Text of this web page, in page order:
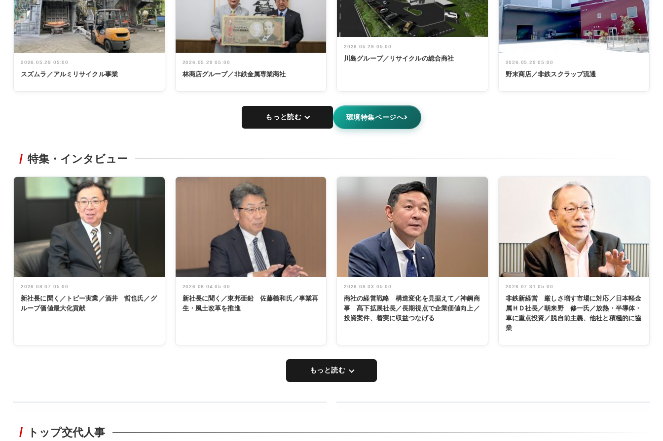
2026.05.29 05:00
スズムラ／アルミリサイクル事業
2026.05.29 05:00
林商店グループ／非鉄金属専業商社
2026.05.29 05:00
川島グループ／リサイクルの総合商社
2026.05.29 05:00
野末商店／非鉄スクラップ流通
もっと読む 環境特集ページへ
特集・インタビュー
2026.08.07 05:00
新社長に聞く／トピー実業／酒井 哲也氏／グ
ループ価値最大化貢献
2026.08.04 05:00
新社長に聞く／東邦亜鉛 佐藤義和氏／事業再
生・風土改革を推進
2026.08.03 05:00
商社の経営戦略 構造変化を見据えて／神鋼商
事 髙下拡展社長／長期視点で企業価値向上／
投資案件、着実に収益つなげる
2026.07.31 05:00
非鉄新経営 厳しさ増す市場に対応／日本軽金
属ＨＤ社長／朝来野 修一氏／放熱・半導体・
車に重点投資／脱自前主義、他社と積極的に協
業
もっと読む
非鉄業界で
トップ交代人事